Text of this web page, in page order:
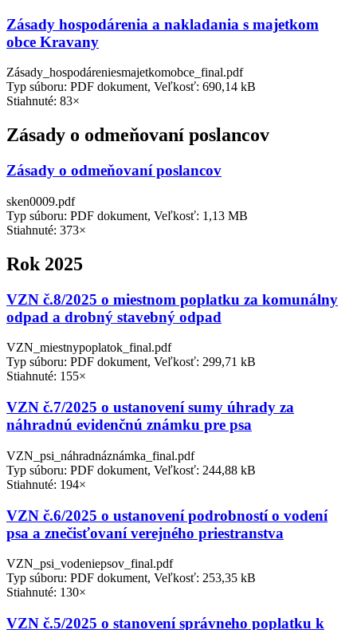
Zásady hospodárenia a nakladania s majetkom
obce Kravany
Zásady_hospodáreniesmajetkomobce_final.pdf
Typ súboru: PDF dokument, Veľkosť: 690,14 kB
Stiahnuté: 83×
Zásady o odmeňovaní poslancov
Zásady o odmeňovaní poslancov
sken0009.pdf
Typ súboru: PDF dokument, Veľkosť: 1,13 MB
Stiahnuté: 373×
Rok 2025
VZN č.8/2025 o miestnom poplatku za komunálny
odpad a drobný stavebný odpad
VZN_miestnypoplatok_final.pdf
Typ súboru: PDF dokument, Veľkosť: 299,71 kB
Stiahnuté: 155×
VZN č.7/2025 o ustanovení sumy úhrady za
náhradnú evidenčnú známku pre psa
VZN_psi_náhradnáznámka_final.pdf
Typ súboru: PDF dokument, Veľkosť: 244,88 kB
Stiahnuté: 194×
VZN č.6/2025 o ustanovení podrobností o vodení
psa a znečisťovaní verejného priestranstva
VZN_psi_vodeniepsov_final.pdf
Typ súboru: PDF dokument, Veľkosť: 253,35 kB
Stiahnuté: 130×
VZN č.5/2025 o stanovení správneho poplatku k